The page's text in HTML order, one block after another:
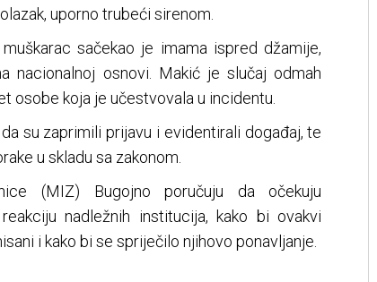
uporno trubeći sirenom.
sačekao je imama ispred džamije,
nacionalnoj osnovi. Makić je slučaj odmah
osobe koja je učestvovala u incidentu.
su zaprimili prijavu i evidentirali događaj, te
u skladu sa zakonom.
(MIZ) Bugojno poručuju da očekuju
nadležnih institucija, kako bi ovakvi
i kako bi se spriječilo njihovo ponavljanje.